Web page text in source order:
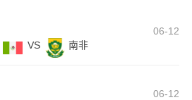
06-12
VS 南非
06-12